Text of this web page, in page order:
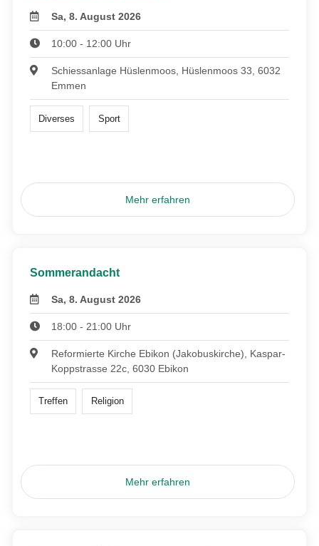
Sa, 8. August 2026
10:00 - 12:00 Uhr
Schiessanlage Hüslenmoos, Hüslenmoos 33, 6032
Emmen
Diverses Sport
Mehr erfahren
Sommerandacht
Sa, 8. August 2026
18:00 - 21:00 Uhr
Reformierte Kirche Ebikon (Jakobuskirche), Kaspar-
Koppstrasse 22c, 6030 Ebikon
Treffen Religion
Mehr erfahren